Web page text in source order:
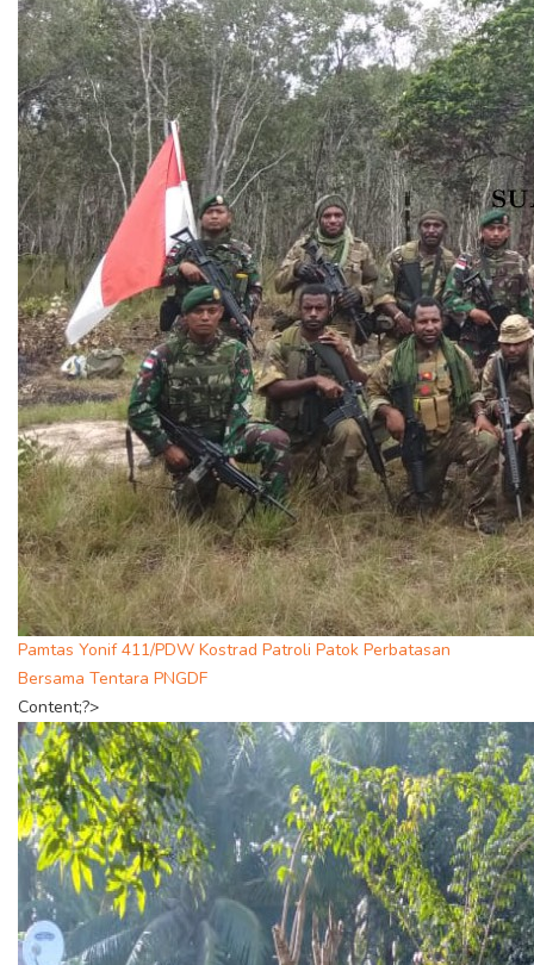
Pamtas Yonif 411/PDW Kostrad Patroli Patok Perbatasan
Bersama Tentara PNGDF
Content;?>